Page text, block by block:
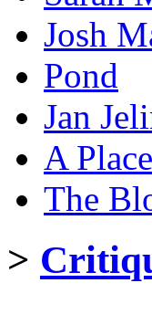
Josh
Pond
Jan
A
The
>